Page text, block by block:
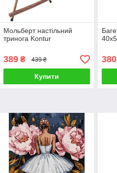
Мольберт настільний
тринога Kontur
389₴ 439 ₴
Купити
380